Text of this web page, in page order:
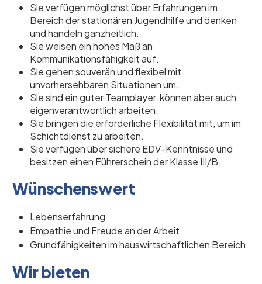
Sie verfügen möglichst über Erfahrungen im
Bereich der stationären Jugendhilfe und denken
und handeln ganzheitlich.
Sie weisen ein hohes Maß an
Kommunikationsfähigkeit auf.
Sie gehen souverän und flexibel mit
unvorhersehbaren Situationen um.
Sie sind ein guter Teamplayer, können aber auch
eigenverantwortlich arbeiten.
Sie bringen die erforderliche Flexibilität mit, um im
Schichtdienst zu arbeiten.
Sie verfügen über sichere EDV-Kenntnisse und
besitzen einen Führerschein der Klasse III/B.
Wünschenswert
Lebenserfahrung
Empathie und Freude an der Arbeit
Grundfähigkeiten im hauswirtschaftlichen Bereich
Wir bieten